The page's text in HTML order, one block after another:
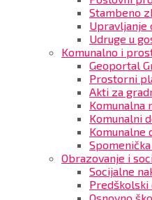
Stambeno
Upravljanje
Udruge u
Komunalno i
Geoportal
Prostorni
Akti za
Komunalna
Komunalni
Komunalne
Obrazovanje i
Socijalne
Predškolski